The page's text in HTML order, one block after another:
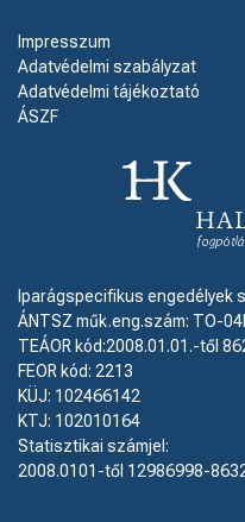
Impresszum
Adatvédelmi szabályzat
Adatvédelmi tájékoztató
ÁSZF
Iparágspecifikus engedélyek
ÁNTSZ műk.eng.szám: TO-
TEÁOR kód:2008.01.01.-től
FEOR kód: 2213
KÜJ: 102466142
KTJ: 102010164
Statisztikai számjel:
2008.0101-től 12986998-